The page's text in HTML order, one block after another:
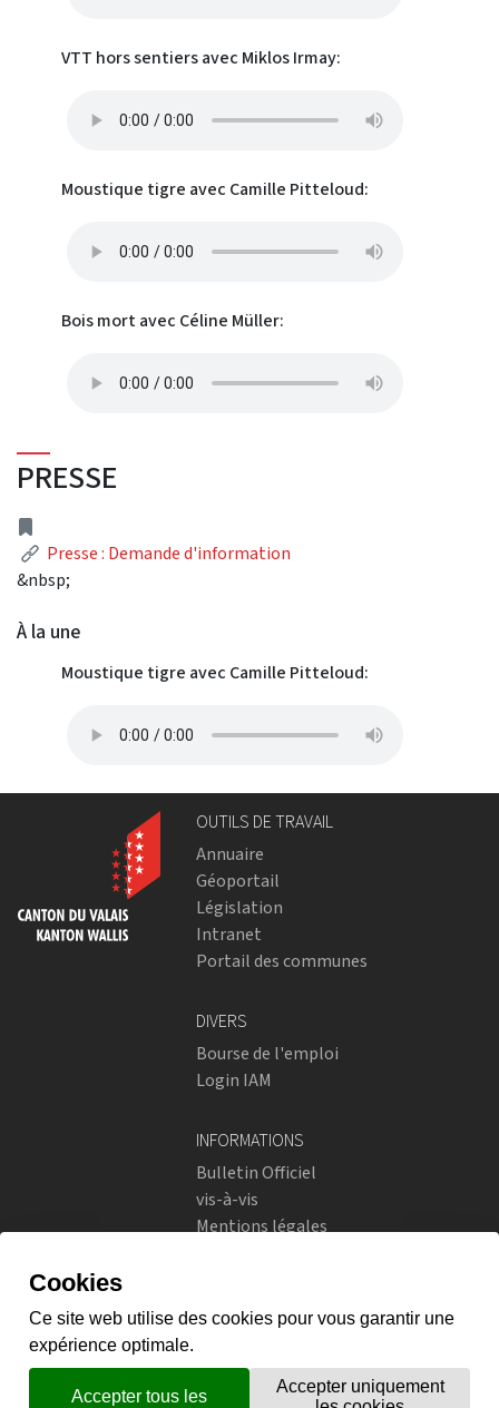
VTT hors sentiers avec Miklos Irmay:
Moustique tigre avec Camille Pitteloud:
Bois mort avec Céline Müller:
PRESSE
Link
Presse : Demande d'information
&nbsp;
À la une
Moustique tigre avec Camille Pitteloud:
OUTILS DE TRAVAIL
Annuaire
Géoportail
Législation
Intranet
Portail des communes
DIVERS
Bourse de l'emploi
Login IAM
INFORMATIONS
Bulletin Officiel
vis-à-vis
Mentions légales
Instagram
flickr